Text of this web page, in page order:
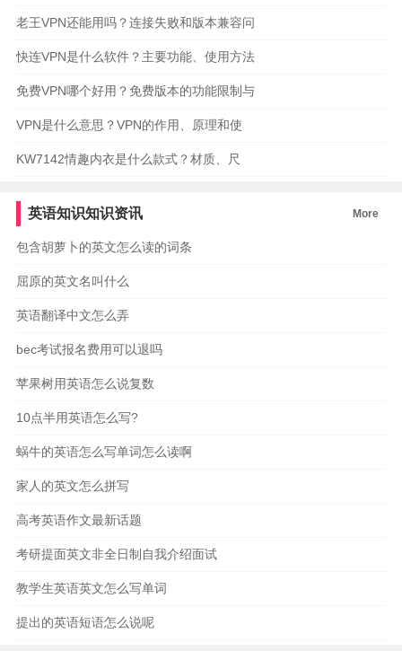
老王VPN还能用吗？连接失败和版本兼容问
快连VPN是什么软件？主要功能、使用方法
免费VPN哪个好用？免费版本的功能限制与
VPN是什么意思？VPN的作用、原理和使
KW7142情趣内衣是什么款式？材质、尺
英语知识知识资讯 More
包含胡萝卜的英文怎么读的词条
屈原的英文名叫什么
英语翻译中文怎么弄
bec考试报名费用可以退吗
苹果树用英语怎么说复数
10点半用英语怎么写?
蜗牛的英语怎么写单词怎么读啊
家人的英文怎么拼写
高考英语作文最新话题
考研提面英文非全日制自我介绍面试
教学生英语英文怎么写单词
提出的英语短语怎么说呢